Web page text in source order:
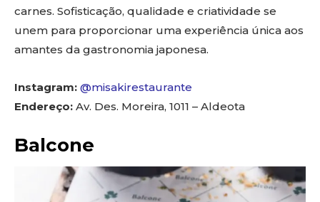
carnes. Sofisticação, qualidade e criatividade se
unem para proporcionar uma experiência única aos
amantes da gastronomia japonesa.
Instagram: @misakirestaurante
Endereço: Av. Des. Moreira, 1011 – Aldeota
Balcone